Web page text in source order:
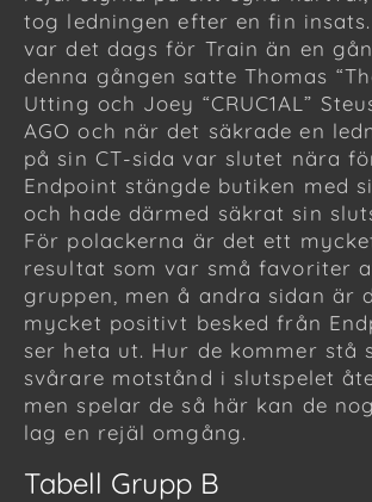
tog ledningen efter en fin
var det dags för Train än en
denna gången satte Thomas
Utting och Joey “CRUC1AL”
AGO och när det säkrade en
på sin CT-sida var slutet nära
Endpoint stängde butiken med
och hade därmed säkrat sin
För polackerna är det ett
resultat som var små favoriter
gruppen, men å andra sidan är
mycket positivt besked från
ser heta ut. Hur de kommer stå
svårare motstånd i slutspelet
men spelar de så här kan de
lag en rejäl omgång.
Tabell Grupp B